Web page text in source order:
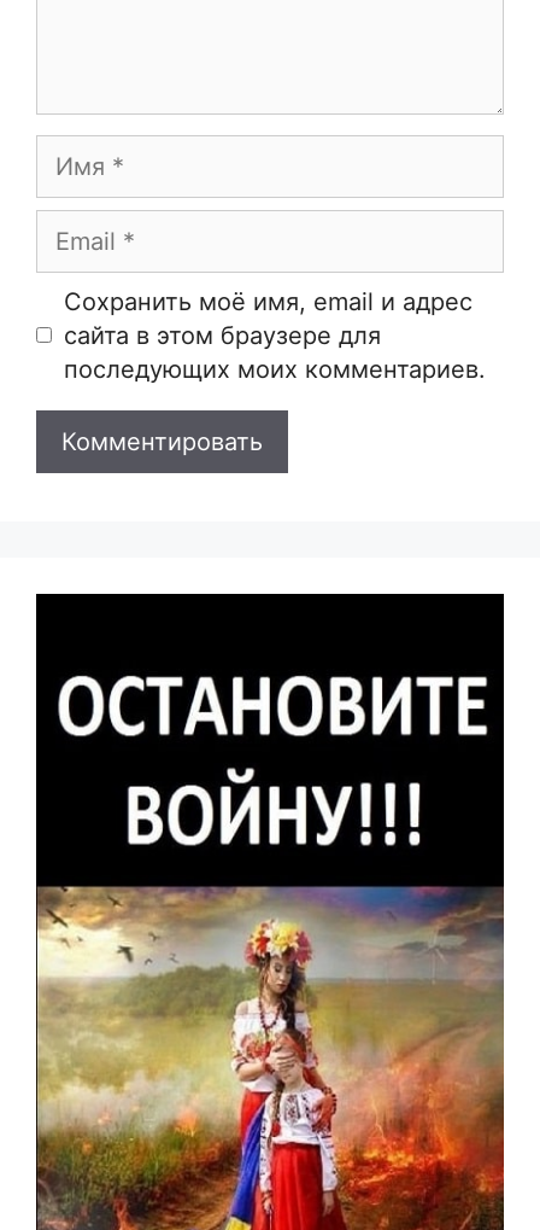
Имя
Email
Сайт
Сохранить моё имя, email и адрес
сайта в этом браузере для
последующих моих комментариев.